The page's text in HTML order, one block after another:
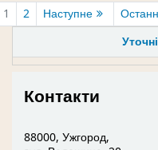
1 2 Наступне
Контакти
88000, Ужгород,